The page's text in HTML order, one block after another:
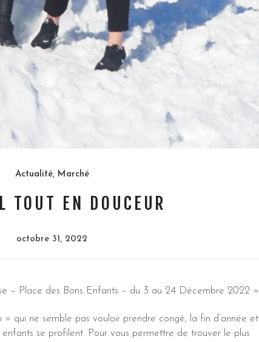
Actualité, Marché
TOUT EN DOUCEUR
octobre 31, 2022
– Place des Bons Enfants – du 3 au 24 Décembre 2022 »
qui ne semble pas vouloir prendre congé, la fin d’année et
se profilent. Pour vous permettre de trouver le plus